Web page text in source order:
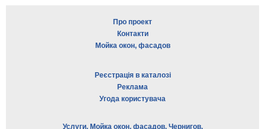
Про проект
Контакти
Мойка окон, фасадов
Реєстрація в каталозі
Реклама
Угода користувача
Услуги. Мойка окон, фасадов. Чернигов.